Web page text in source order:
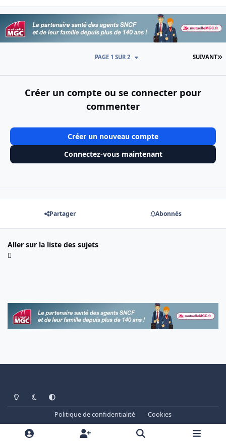
SUIVANT
PAGE 1 SUR 2
Créer un compte ou se connecter pour
commenter
Créer un nouveau compte
Connectez-vous maintenant
Partager Abonnés
Aller sur la liste des sujets
Light ModeDark ModeSystem Preference
Politique de confidentialité
Cookies
www.cheminots.net - Forum Libre depuis 2003
Powered by
Invision Community